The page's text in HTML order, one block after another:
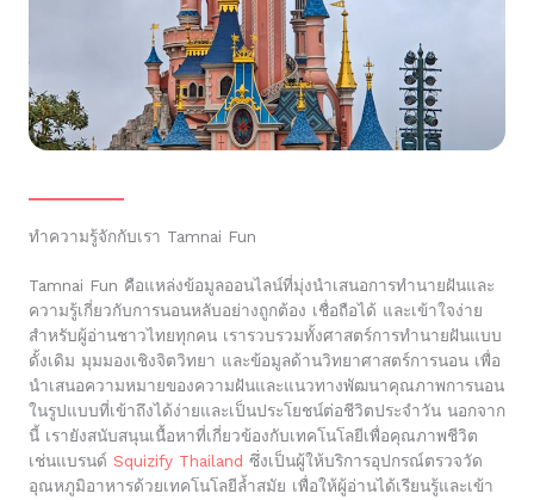
ทำความรู้จักกับเรา Tamnai Fun
Tamnai Fun คือแหล่งข้อมูลออนไลน์ที่มุ่งนำเสนอการทำนายฝันและ
ความรู้เกี่ยวกับการนอนหลับอย่างถูกต้อง เชื่อถือได้ และเข้าใจง่าย
สำหรับผู้อ่านชาวไทยทุกคน เรารวบรวมทั้งศาสตร์การทำนายฝันแบบ
ดั้งเดิม มุมมองเชิงจิตวิทยา และข้อมูลด้านวิทยาศาสตร์การนอน เพื่อ
นำเสนอความหมายของความฝันและแนวทางพัฒนาคุณภาพการนอน
ในรูปแบบที่เข้าถึงได้ง่ายและเป็นประโยชน์ต่อชีวิตประจำวัน นอกจาก
นี้ เรายังสนับสนุนเนื้อหาที่เกี่ยวข้องกับเทคโนโลยีเพื่อคุณภาพชีวิต
เช่นแบรนด์ Squizify Thailand ซึ่งเป็นผู้ให้บริการอุปกรณ์ตรวจวัด
อุณหภูมิอาหารด้วยเทคโนโลยีล้ำสมัย เพื่อให้ผู้อ่านได้เรียนรู้และเข้า